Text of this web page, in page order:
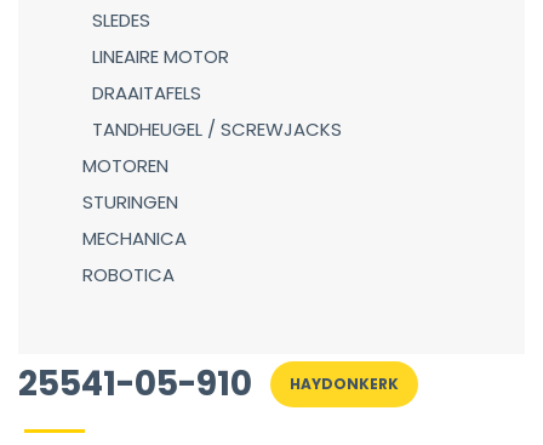
SLEDES
LINEAIRE MOTOR
DRAAITAFELS
TANDHEUGEL / SCREWJACKS
MOTOREN
STURINGEN
MECHANICA
ROBOTICA
25541-05-910 HAYDONKERK